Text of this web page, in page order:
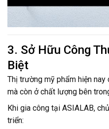
3. Sở Hữu Công
Biệt
Thị trường mỹ phẩm hiện
mà còn ở chất lượng bên
Khi gia công tại ASIALAB,
triển: